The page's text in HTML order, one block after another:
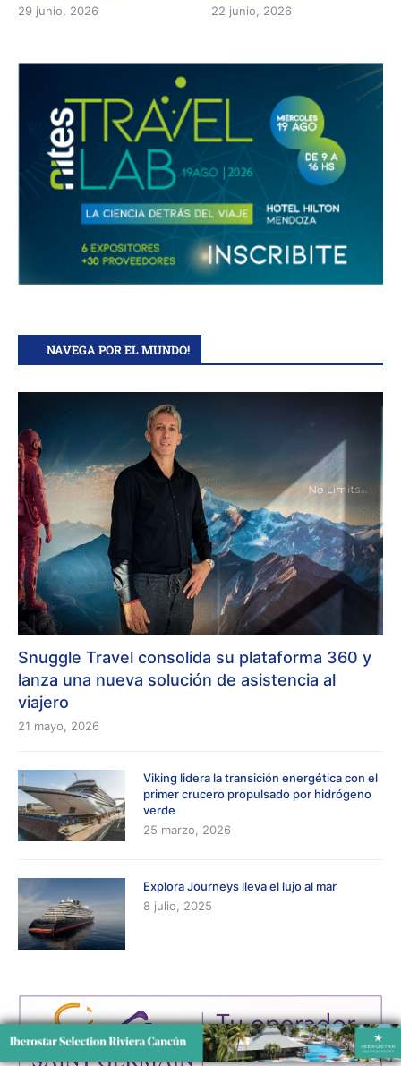
29 junio, 2026
22 junio, 2026
NAVEGA POR EL MUNDO!
Snuggle Travel consolida su plataforma 360 y
lanza una nueva solución de asistencia al
viajero
21 mayo, 2026
Viking lidera la transición energética con el
primer crucero propulsado por hidrógeno
verde
25 marzo, 2026
Explora Journeys lleva el lujo al mar
8 julio, 2025